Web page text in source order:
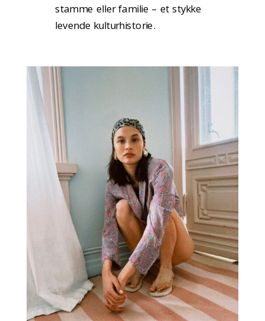
stamme eller familie – et stykke
levende kulturhistorie.